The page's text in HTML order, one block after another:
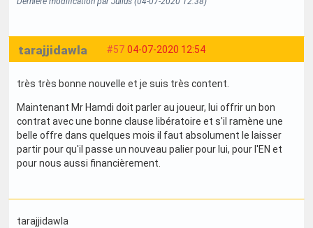
#57 04-07-2020 12:54
tarajjidawla
très très bonne nouvelle et je suis très content.
Maintenant Mr Hamdi doit parler au joueur, lui offrir un bon
contrat avec une bonne clause libératoire et s'il ramène une
belle offre dans quelques mois il faut absolument le laisser
partir pour qu'il passe un nouveau palier pour lui, pour l'EN et
pour nous aussi financièrement.
tarajjidawla